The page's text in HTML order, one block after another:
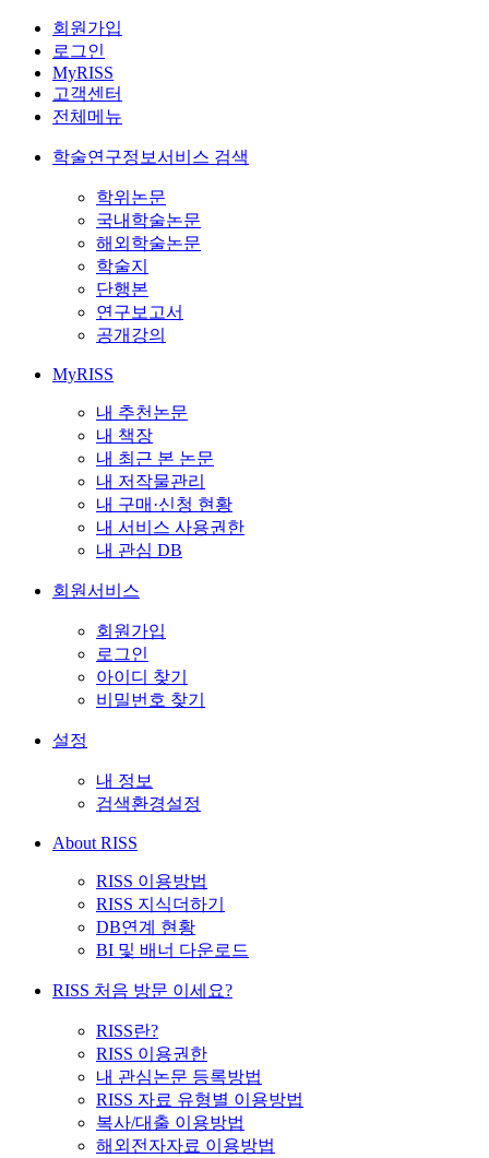
회원가입
로그인
MyRISS
고객센터
전체메뉴
학술연구정보서비스 검색
학위논문
국내학술논문
해외학술논문
학술지
단행본
연구보고서
공개강의
MyRISS
내 추천논문
내 책장
내 최근 본 논문
내 저작물관리
내 구매·신청 현황
내 서비스 사용권한
내 관심 DB
회원서비스
회원가입
로그인
아이디 찾기
비밀번호 찾기
설정
내 정보
검색환경설정
About RISS
RISS 이용방법
RISS 지식더하기
DB연계 현황
BI 및 배너 다운로드
RISS 처음 방문 이세요?
RISS란?
RISS 이용권한
내 관심논문 등록방법
RISS 자료 유형별 이용방법
복사/대출 이용방법
해외전자자료 이용방법